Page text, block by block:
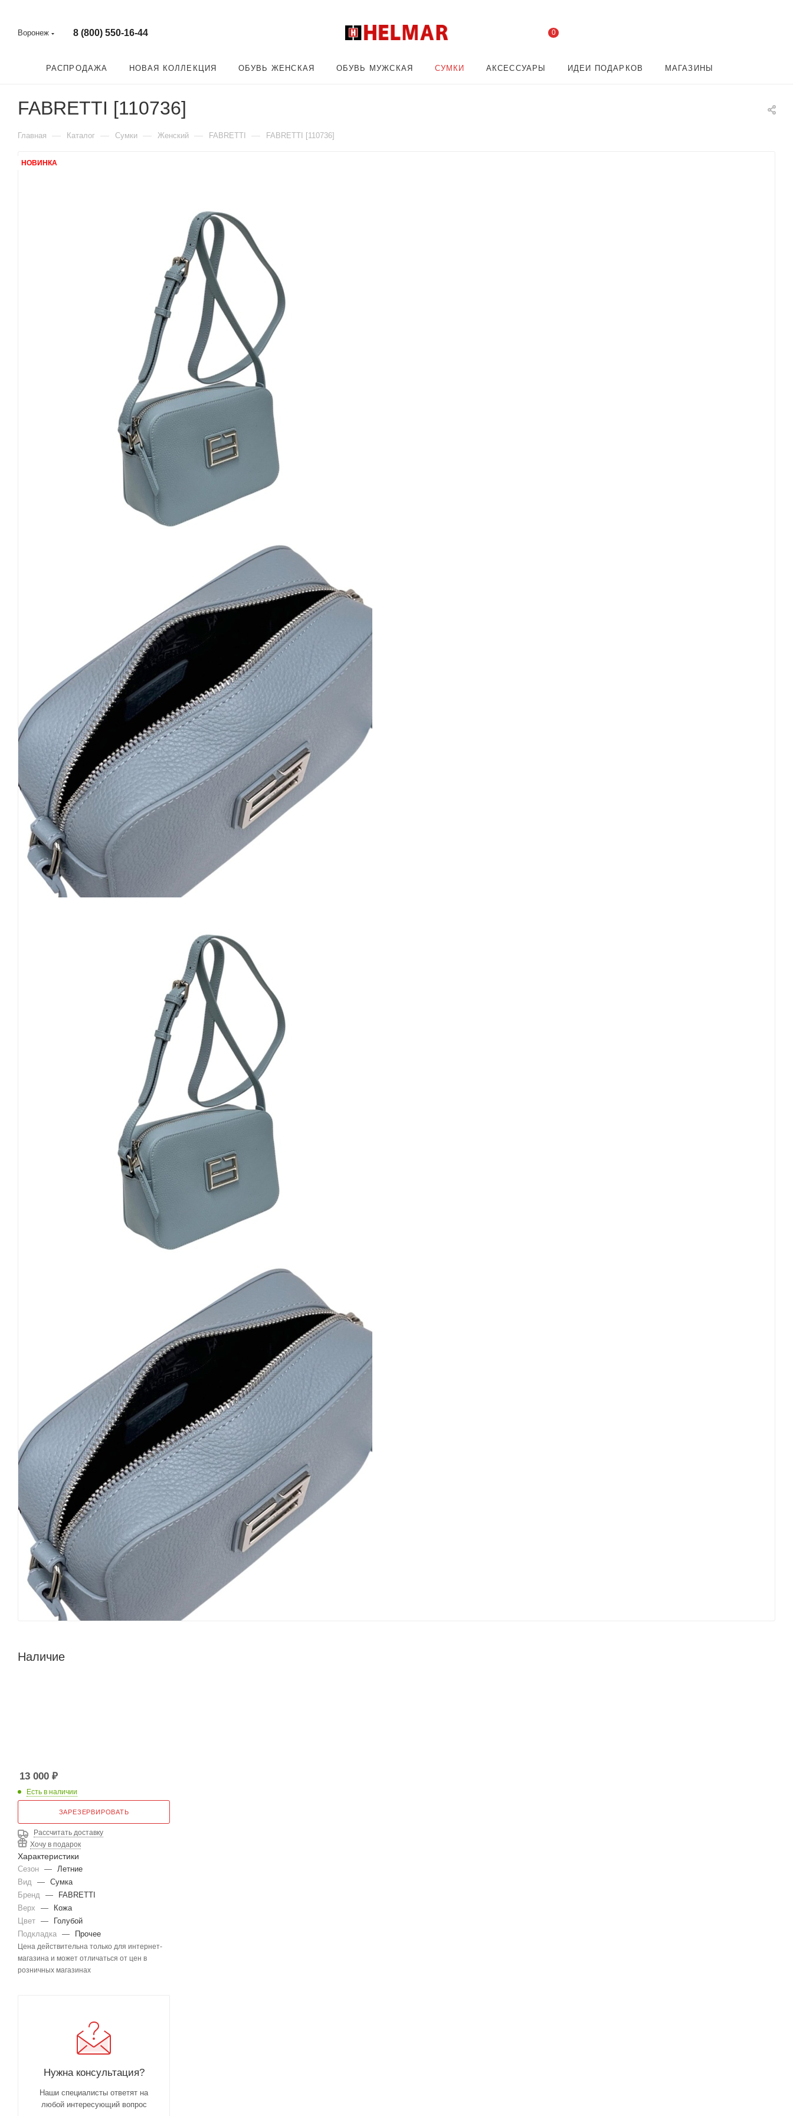
Воронеж 8 (800) 550-16-44 0
РАСПРОДАЖА НОВАЯ КОЛЛЕКЦИЯ ОБУВЬ ЖЕНСКАЯ ОБУВЬ МУЖСКАЯ СУМКИ АКСЕССУАРЫ ИДЕИ ПОДАРКОВ МАГАЗИНЫ
FABRETTI [110736]
Главная — Каталог — Сумки — Женский — FABRETTI — FABRETTI [110736]
НОВИНКА
Наличие
13 000 ₽
Есть в наличии
ЗАРЕЗЕРВИРОВАТЬ
Рассчитать доставку
Хочу в подарок
Характеристики
Сезон — Летние
Вид — Сумка
Бренд —
FABRETTI
Верх
—
Кожа
Цвет —
Голубой
Подкладка — Прочее
Цена действительна только для интернет-
магазина и может отличаться от цен в
розничных магазинах
Нужна консультация?
Наши специалисты ответят на
любой интересующий вопрос